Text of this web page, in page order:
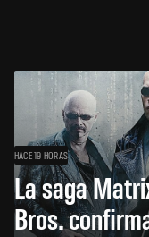
HACE 19 HORAS
La saga
Bros.